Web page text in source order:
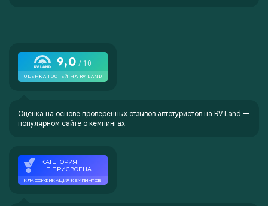
Оценка на основе проверенных отзывов автотуристов на RV Land —
популярном сайте о кемпингах